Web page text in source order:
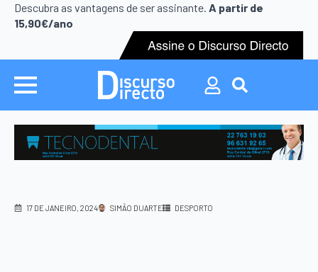
Descubra as vantagens de ser assinante. A partir de
15,90€/ano
Search
for:
Search
17 DE JANEIRO, 2024 SIMÃO DUARTE DESPORTO